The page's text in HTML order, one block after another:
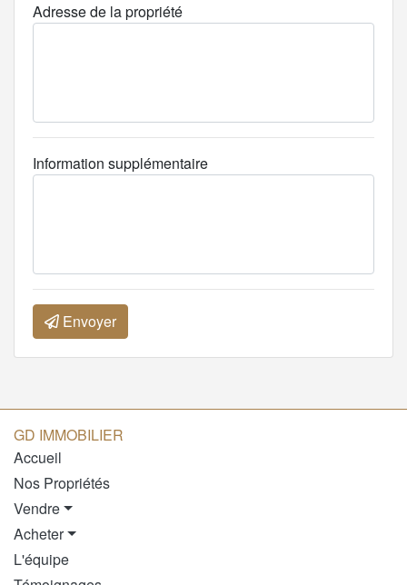
Adresse de la propriété
Information supplémentaire
Envoyer
GD IMMOBILIER
Accueil
Nos Propriétés
Vendre
Acheter
L'équipe